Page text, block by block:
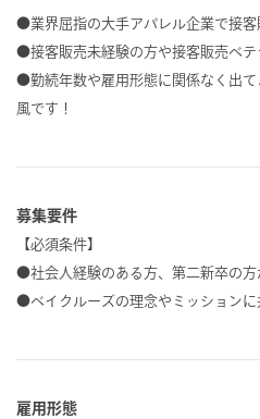
●業界屈指の大手アパレル企業で接客
●接客販売未経験の方や接客販売ベテ
●勤続年数や雇用形態に関係なく出
風です！
募集要件
【必須条件】
●社会人経験のある方、第二新卒の方
●ベイクルーズの理念やミッションに
雇用形態